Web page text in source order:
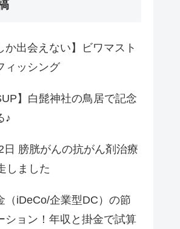
か出会えない】ビワマスト
ィッシング
】白髭神社の鳥居で記念
♪
日 膀胱がんの抗がん剤治療
しました
（iDeCo/企業型DC）の節
ション！年収と掛金で試算